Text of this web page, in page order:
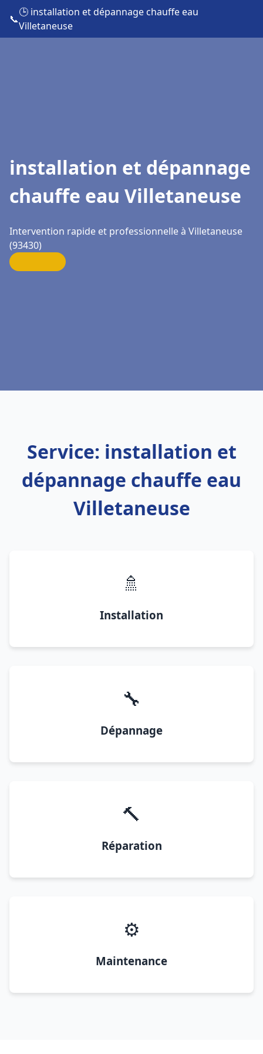
📞
🕒 installation et dépannage chauffe eau
Villetaneuse
installation et dépannage
chauffe eau Villetaneuse
Intervention rapide et professionnelle à Villetaneuse
(93430)
Service: installation et
dépannage chauffe eau
Villetaneuse
🚿
Installation
🔧
Dépannage
🔨
Réparation
⚙️
Maintenance